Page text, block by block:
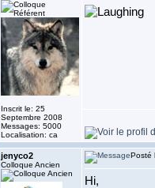
Inscrit le: 25
Septembre 2008
Messages: 5000
Localisation: ca
jenyco2
Colloque Ancien
Posté
Hi,